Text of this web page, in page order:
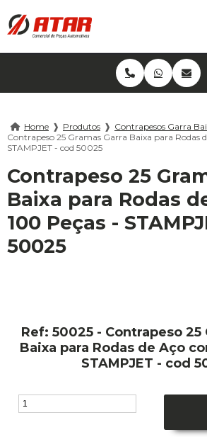
Home ❱ Produtos ❱ Contrapesos Garra
Contrapeso 25 Gramas Garra Baixa para Rodas
STAMPJET - cod 50025
Contrapeso 25
Baixa para Rodas
100 Peças -
50025
Ref: 50025 - Contrapeso 25
Baixa para Rodas de Aço
STAMPJET - cod